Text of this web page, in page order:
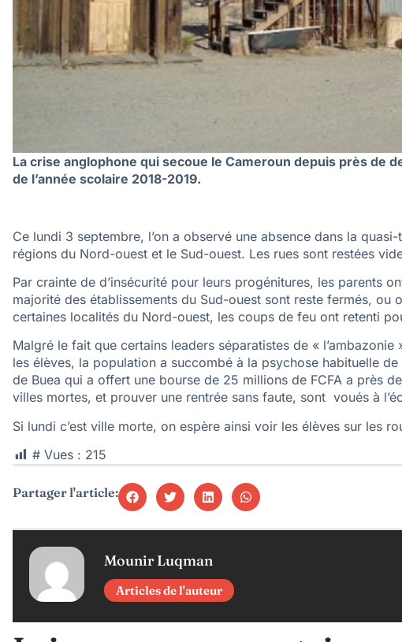
La crise anglophone qui secoue le Cameroun depuis près de
de l’année scolaire 2018-2019.
Ce lundi 3 septembre, l’on a observé une absence dans la
régions du Nord-ouest et le Sud-ouest. Les rues sont restées
Par crainte de d’insécurité pour leurs progénitures, les parents
majorité des établissements du Sud-ouest sont reste fermés, ou
certaines localités du Nord-ouest, les coups de feu ont retenti
Malgré le fait que certains leaders séparatistes de « l’ambazonie
les élèves, la population a succombé à la psychose habituelle
de Buea qui a offert une bourse de 25 millions de FCFA a près
villes mortes, et prouver une rentrée sans faute, sont voués à
Si lundi c’est ville morte, on espère ainsi voir les élèves sur les
# Vues : 215
Partager l'article:
Mounir Luqman
Articles de l'auteur